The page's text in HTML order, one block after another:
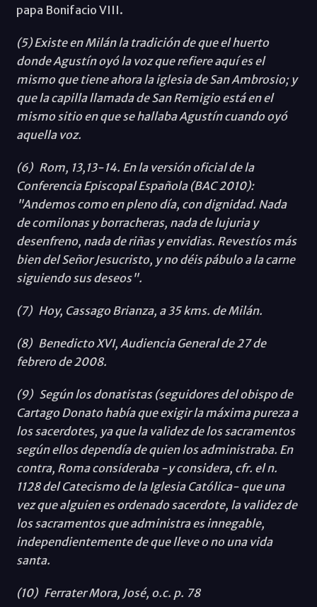
papa Bonifacio VIII.
(5) Existe en Milán la tradición de que el huerto
donde Agustín oyó la voz que refiere aquí es el
mismo que tiene ahora la iglesia de San Ambrosio; y
que la capilla llamada de San Remigio está en el
mismo sitio en que se hallaba Agustín cuando oyó
aquella voz.
(6) Rom, 13,13-14. En la versión oficial de la
Conferencia Episcopal Española (BAC 2010):
"Andemos como en pleno día, con dignidad. Nada
de comilonas y borracheras, nada de lujuria y
desenfreno, nada de riñas y envidias. Revestíos más
bien del Señor Jesucristo, y no déis pábulo a la carne
siguiendo sus deseos".
(7) Hoy, Cassago Brianza, a 35 kms. de Milán.
(8) Benedicto XVI, Audiencia General de 27 de
febrero de 2008.
(9) Según los donatistas (seguidores del obispo de
Cartago Donato había que exigir la máxima pureza a
los sacerdotes, ya que la validez de los sacramentos
según ellos dependía de quien los administraba. En
contra, Roma consideraba -y considera, cfr. el n.
1128 del Catecismo de la Iglesia Católica- que una
vez que alguien es ordenado sacerdote, la validez de
los sacramentos que administra es innegable,
independientemente de que lleve o no una vida
santa.
(10) Ferrater Mora, José, o.c. p. 78